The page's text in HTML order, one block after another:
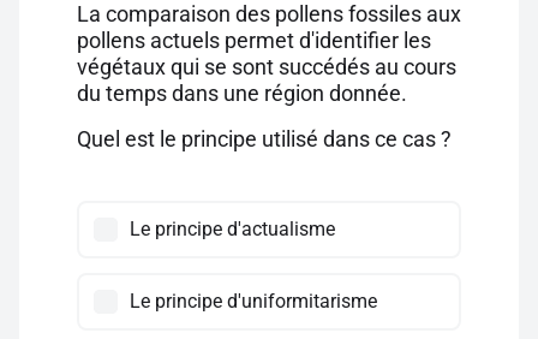
La comparaison des pollens fossiles aux
pollens actuels permet d'identifier les
végétaux qui se sont succédés au cours
du temps dans une région donnée.
Quel est le principe utilisé dans ce cas ?
Le principe d'actualisme
Le principe d'uniformitarisme